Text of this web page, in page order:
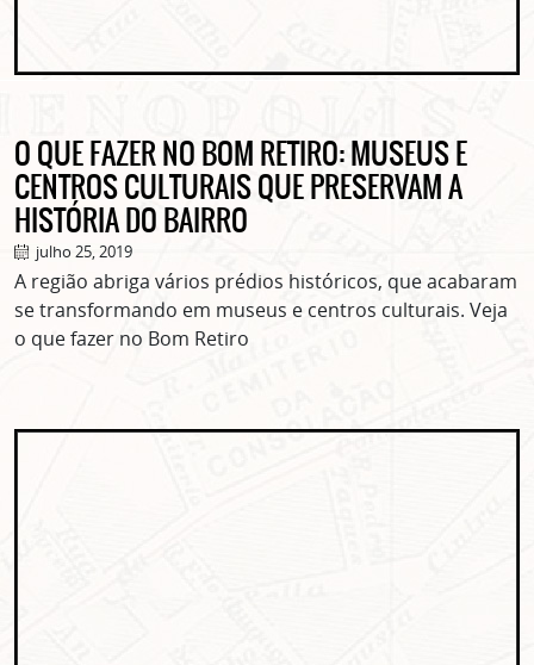
O QUE FAZER NO BOM RETIRO: MUSEUS E
CENTROS CULTURAIS QUE PRESERVAM A
HISTÓRIA DO BAIRRO
julho 25, 2019
A região abriga vários prédios históricos, que acabaram
se transformando em museus e centros culturais. Veja
o que fazer no Bom Retiro